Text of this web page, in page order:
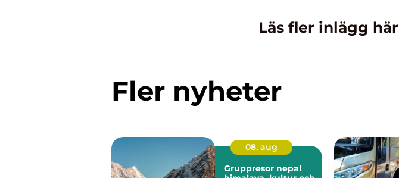
Läs fler inlägg här
Fler nyheter
08. aug
Gruppresor nepal